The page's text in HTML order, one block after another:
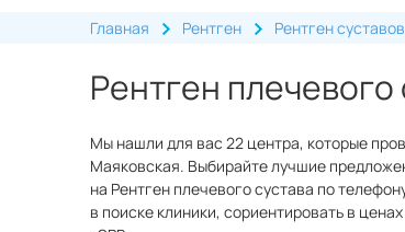
Главная Рентген Рентген
Рентген
Мы нашли для вас 22 центра, которые
Маяковская. Выбирайте лучшие
на Рентген плечевого сустава по
в поиске клиники, сориентировать в